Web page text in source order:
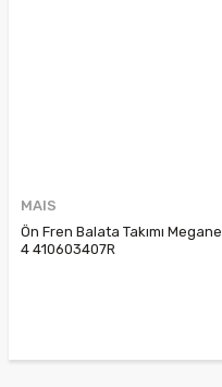
MAIS
Ön Fren Balata Takımı Megane
4 410603407R